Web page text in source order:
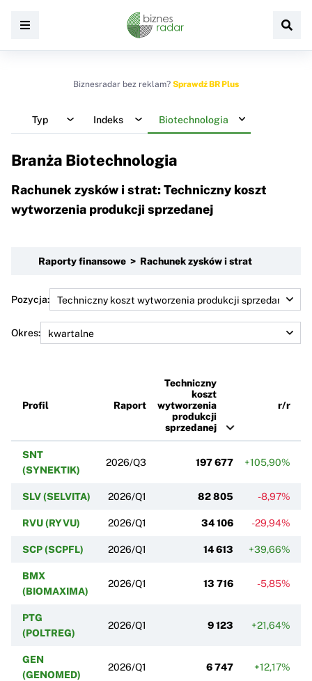
Biznesradar bez reklam? Sprawdź BR Plus
Typ Indeks Biotechnologia
Branża Biotechnologia
Rachunek zysków i strat: Techniczny koszt
wytworzenia produkcji sprzedanej
Raporty finansowe > Rachunek zysków i strat
Pozycja:
Okres:
Profil Raport
Techniczny
koszt
wytworzenia
produkcji
sprzedanej
r/r
SNT
(SYNEKTIK)
2026/Q3 197 677 +105,90%
SLV (SELVITA) 2026/Q1 82 805 -8,97%
RVU (RYVU) 2026/Q1 34 106 -29,94%
SCP (SCPFL) 2026/Q1 14 613 +39,66%
BMX
(BIOMAXIMA)
2026/Q1 13 716 -5,85%
PTG
(POLTREG)
2026/Q1 9 123 +21,64%
GEN
(GENOMED)
2026/Q1 6 747 +12,17%